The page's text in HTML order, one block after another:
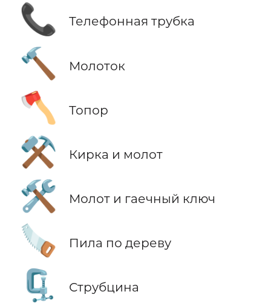
📞 Телефонная трубка
🔨 Молоток
🪓 Топор
⚒️ Кирка и молот
🛠️ Молот и гаечный ключ
🪚 Пила по дереву
🗜️ Струбцина